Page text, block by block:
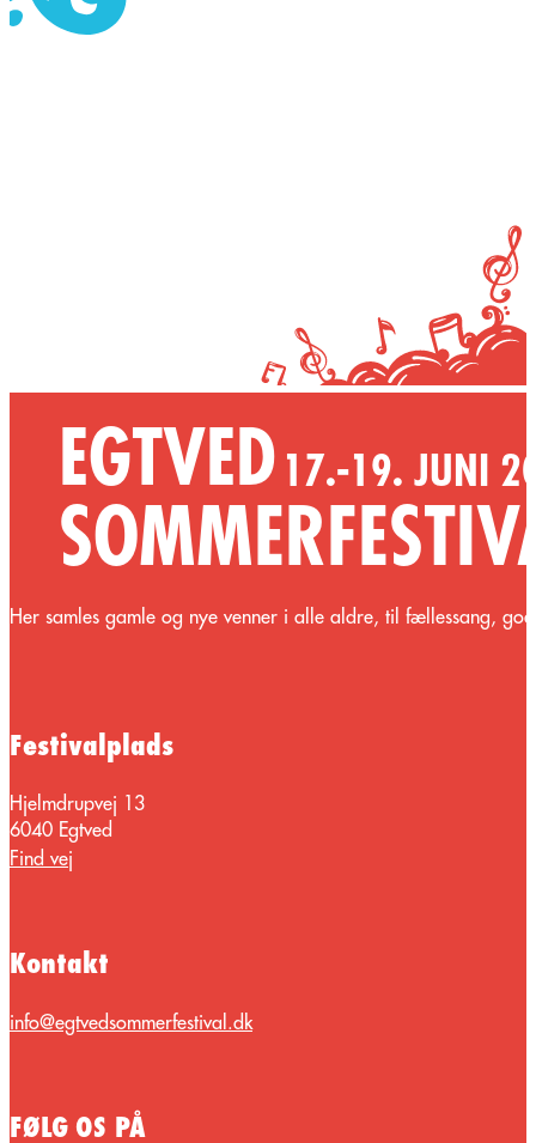
Her samles gamle og nye venner i alle aldre, til fællessang,
Festivalplads
Hjelmdrupvej 13
6040 Egtved
Find vej
Kontakt
info@egtvedsommerfestival.dk
FØLG OS PÅ